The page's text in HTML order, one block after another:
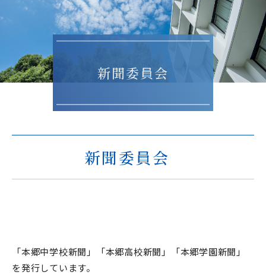
学校生活
進路・進学
在校生・保護者の皆様へ
お問い合わせ アクセス 資料請求
新聞委員会
新聞委員会
「本郷中学校新聞」「本郷高校新聞」「本郷学園新聞」
を発行しています。